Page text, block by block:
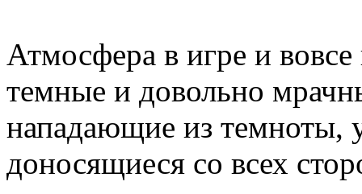
Атмосфера в игре и
темные и довольно
нападающие из темноты,
доносящиеся со всех